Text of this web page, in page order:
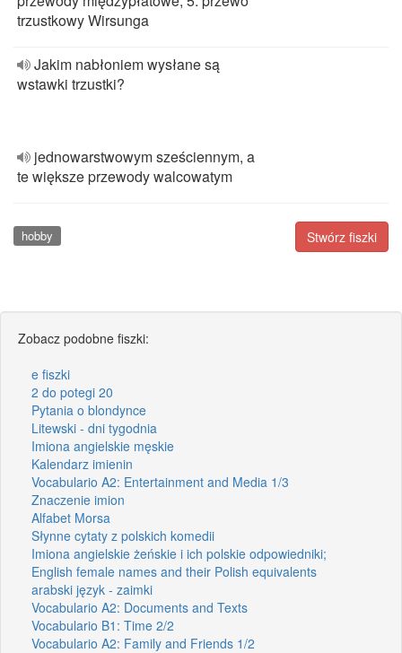
trzustkowy Wirsunga
Jakim nabłoniem wysłane są
wstawki trzustki?
jednowarstwowym sześciennym, a
te większe przewody walcowatym
Stwórz fiszki
hobby
Zobacz podobne fiszki:
e fiszki
2 do potegi 20
Pytania o blondynce
Litewski - dni tygodnia
Imiona angielskie męskie
Kalendarz imienin
Vocabulario A2: Entertainment and Media 1/3
Znaczenie imion
Alfabet Morsa
Słynne cytaty z polskich komedii
Imiona angielskie żeńskie i ich polskie odpowiedniki;
English female names and their Polish equivalents
arabski język - zaimki
Vocabulario A2: Documents and Texts
Vocabulario B1: Time 2/2
Vocabulario A2: Family and Friends 1/2